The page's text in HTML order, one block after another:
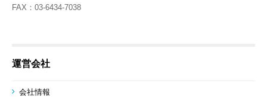
FAX：03-6434-7038
運営会社
会社情報